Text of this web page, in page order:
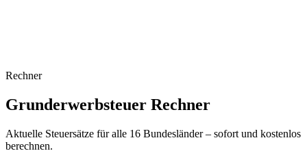
Rechner
Grunderwerbsteuer Rechner
Aktuelle Steuersätze für alle 16 Bundesländer – sofort und kostenlos
berechnen.